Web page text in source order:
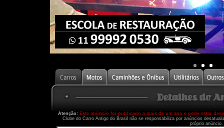
Atenção: Este anúncio foi publicado a mais de um ano e pode estar
Clube do Carro Antigo do Brasil não se responsabiliza por anúncios
próprio anúncio.